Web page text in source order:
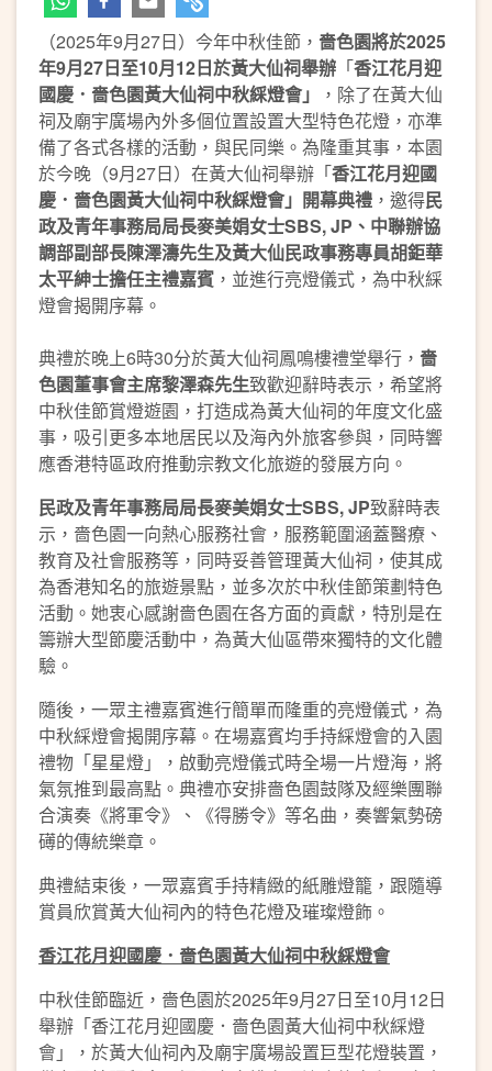
（2025年9月27日）今年中秋佳節， 嗇色園將於2025
年9月27日至10月12日於黃大仙祠舉辦 「香江花月迎
國慶．嗇色園黃大仙祠中秋綵燈會」
，除了在黃大仙
祠及廟宇廣場內外多個位置設置大型特色花燈，亦準
備了各式各樣的活動，與民同樂。為隆重其事，本園
於今晚（9月27日）在黃大仙祠舉辦「香江花月迎國
慶．嗇色園黃大仙祠中秋綵燈會」開幕典禮 ，邀得民
政及青年事務局局長麥美娟女士SBS, JP 、中聯辦協
調部副部長陳澤濤先生及黃大仙民政事務專員胡鉅華
太平紳士擔任主禮嘉賓 ，並進行亮燈儀式，為中秋綵
燈會揭開序幕。
典禮於晚上6時30分於黃大仙祠鳳鳴樓禮堂舉行， 嗇
色園董事會主席黎澤森先生致歡迎辭時表示，希望將
中秋佳節賞燈遊園，打造成為黃大仙祠的年度文化盛
事，吸引更多本地居民以及海內外旅客參與，同時響
應香港特區政府推動宗教文化旅遊的發展方向。
民政及青年事務局局長麥美娟女士SBS, JP致辭時表
示，嗇色園一向熱心服務社會，服務範圍涵蓋醫療、
教育及社會服務等，同時妥善管理黃大仙祠，使其成
為香港知名的旅遊景點，並多次於中秋佳節策劃特色
活動。她衷心感謝嗇色園在各方面的貢獻，特別是在
籌辦大型節慶活動中，為黃大仙區帶來獨特的文化體
驗。
隨後，一眾主禮嘉賓進行簡單而隆重的亮燈儀式，為
中秋綵燈會揭開序幕。在場嘉賓均手持綵燈會的入園
禮物「星星燈」，啟動亮燈儀式時全場一片燈海，將
氣氛推到最高點。典禮亦安排嗇色園鼓隊及經樂團聯
合演奏《將軍令》、《得勝令》等名曲，奏響氣勢磅
礡的傳統樂章。
典禮結束後，一眾嘉賓手持精緻的紙雕燈籠，跟隨導
賞員欣賞黃大仙祠內的特色花燈及璀璨燈飾。
香江花月迎國慶．嗇色園黃大仙祠中秋綵燈會
中秋佳節臨近，嗇色園於2025年9月27日至10月12日
舉辦「香江花月迎國慶．嗇色園黃大仙祠中秋綵燈
會」，於黃大仙祠內及廟宇廣場設置巨型花燈裝置，